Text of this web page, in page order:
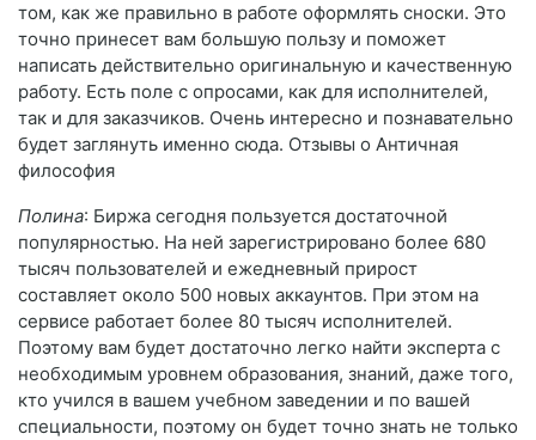
том, как же правильно в работе оформлять сноски. Это
точно принесет вам большую пользу и поможет
написать действительно оригинальную и качественную
работу. Есть поле с опросами, как для исполнителей,
так и для заказчиков. Очень интересно и познавательно
будет заглянуть именно сюда. Отзывы о Античная
философия
Полина: Биржа сегодня пользуется достаточной
популярностью. На ней зарегистрировано более 680
тысяч пользователей и ежедневный прирост
составляет около 500 новых аккаунтов. При этом на
сервисе работает более 80 тысяч исполнителей.
Поэтому вам будет достаточно легко найти эксперта с
необходимым уровнем образования, знаний, даже того,
кто учился в вашем учебном заведении и по вашей
специальности, поэтому он будет точно знать не только